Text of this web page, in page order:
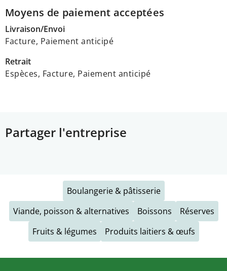
Moyens de paiement acceptées
Livraison/Envoi
Facture, Paiement anticipé
Retrait
Espèces, Facture, Paiement anticipé
Partager l'entreprise
Boulangerie & pâtisserie
Viande, poisson & alternatives
Boissons
Réserves
Fruits & légumes
Produits laitiers & œufs